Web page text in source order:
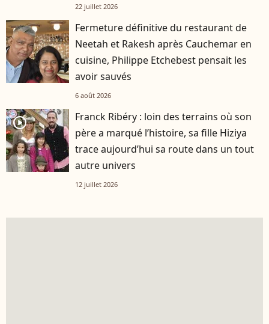
22 juillet 2026
Fermeture définitive du restaurant de
Neetah et Rakesh après Cauchemar en
cuisine, Philippe Etchebest pensait les
avoir sauvés
6 août 2026
player2
Franck Ribéry : loin des terrains où son
père a marqué l’histoire, sa fille Hiziya
trace aujourd’hui sa route dans un tout
autre univers
12 juillet 2026